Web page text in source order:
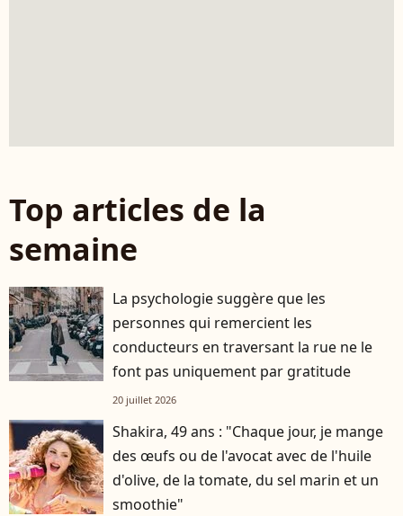
Top articles de la
semaine
La psychologie suggère que les
personnes qui remercient les
conducteurs en traversant la rue ne le
font pas uniquement par gratitude
20 juillet 2026
Shakira, 49 ans : "Chaque jour, je mange
des œufs ou de l'avocat avec de l'huile
d'olive, de la tomate, du sel marin et un
smoothie"